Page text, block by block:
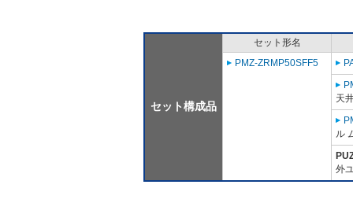
セット構成品
セット形名
PMZ-ZRMP50SFF5
天
ル
外